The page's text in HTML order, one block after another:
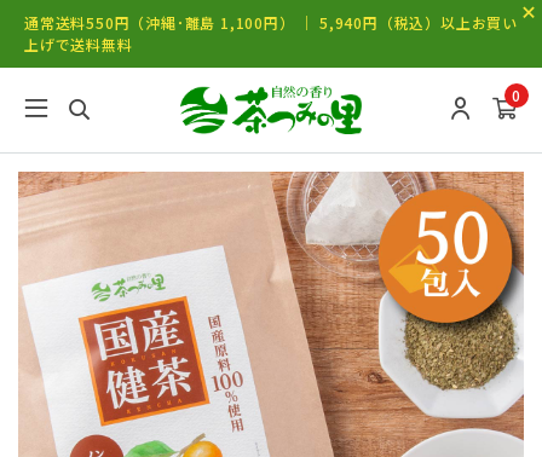
通常送料550円（沖縄･離島 1,100円） ｜ 5,940円（税込）以上お買い
上げで送料無料
0